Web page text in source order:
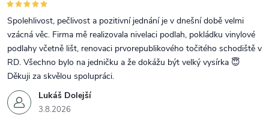
Lukáš Dolejší
3.8.2026
Spolehlivost, pečlivost a pozitivní jednání je v dnešní době velmi
vzácná věc. Firma mě realizovala nivelaci podlah, pokládku vinylové
podlahy včetně lišt, renovaci prvorepublikového točitého schodiště v
RD. Všechno bylo na jedničku a že dokážu být velký vysírka 😇
Děkuji za skvělou spolupráci.